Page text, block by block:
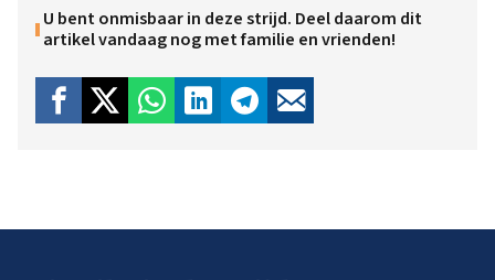
U bent onmisbaar in deze strijd. Deel daarom dit
artikel vandaag nog met familie en vrienden!